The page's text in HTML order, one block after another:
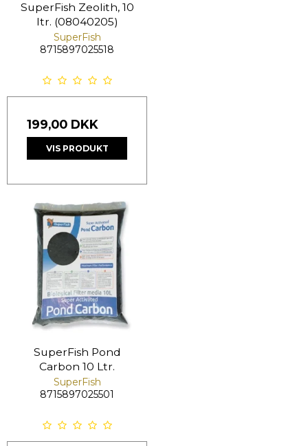
SuperFish Zeolith, 10
ltr. (08040205)
SuperFish
8715897025518
199,00 DKK
VIS PRODUKT
SuperFish Pond
Carbon 10 Ltr.
SuperFish
8715897025501